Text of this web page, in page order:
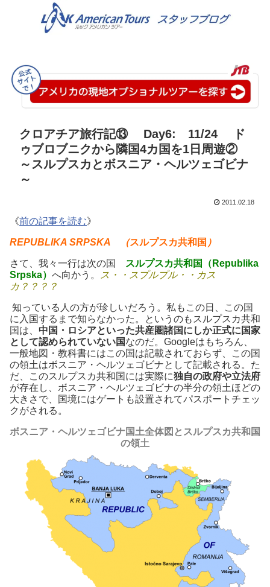
クロアチア旅行記⑬ Day6: 11/24 ド
ゥブロブニクから隣国4カ国を1日周遊②
～スルプスカとボスニア・ヘルツェゴビナ
～
2011.02.18
《前の記事を読む》
REPUBLIKA SRPSKA （スルプスカ共和国 ）
さて、我々一行は次の国
スルプスカ共和国（Republika
Srpska） へ向かう。
ス・・スプルプル・・カス
カ？？？？
知っている人の方が珍しいだろう。私もこの日、この国
に入国するまで知らなかった。というのもスルプスカ共和
国は、 中国・ロシアといった共産圏諸国にしか正式に国家
として認められていない国なのだ。Googleはもちろん、
一般地図・教科書にはこの国は記載されておらず、この国
の領土はボスニア・ヘルツェゴビナとして記載される。た
だ、このスルプスカ共和国には実際に独自の政府や立法府
が存在し、ボスニア・ヘルツェゴビナの半分の領土ほどの
大きさで、国境にはゲートも設置されてパスポートチェッ
クがされる。
ボスニア・ヘルツェゴビナ国土全体図とスルプスカ共和国
の領土